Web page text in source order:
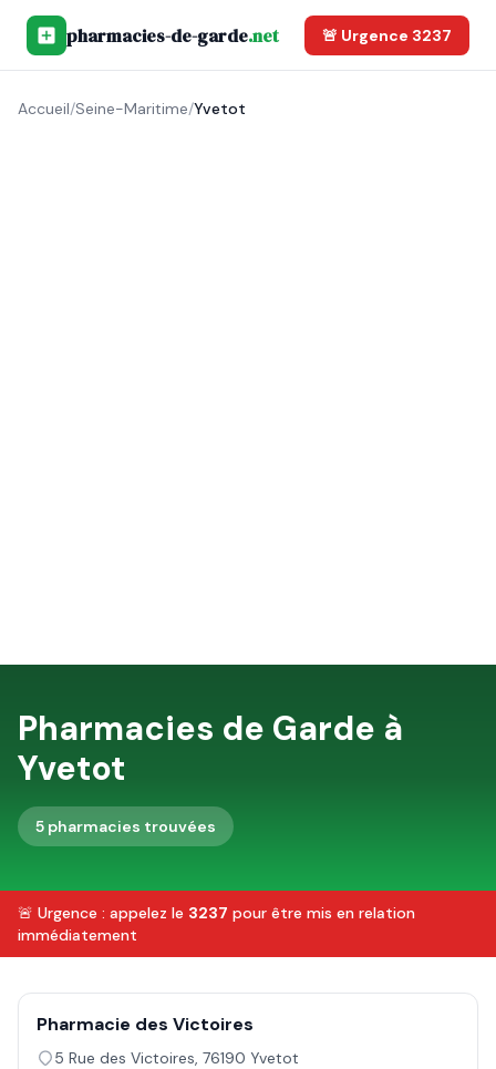
pharmacies-de-garde.net 🚨 Urgence 3237
Accueil/Seine-Maritime/Yvetot
Pharmacies de Garde à
Yvetot
5 pharmacies trouvées
🚨 Urgence : appelez le 3237 pour être mis en relation
immédiatement
Pharmacie des Victoires
5 Rue des Victoires, 76190 Yvetot